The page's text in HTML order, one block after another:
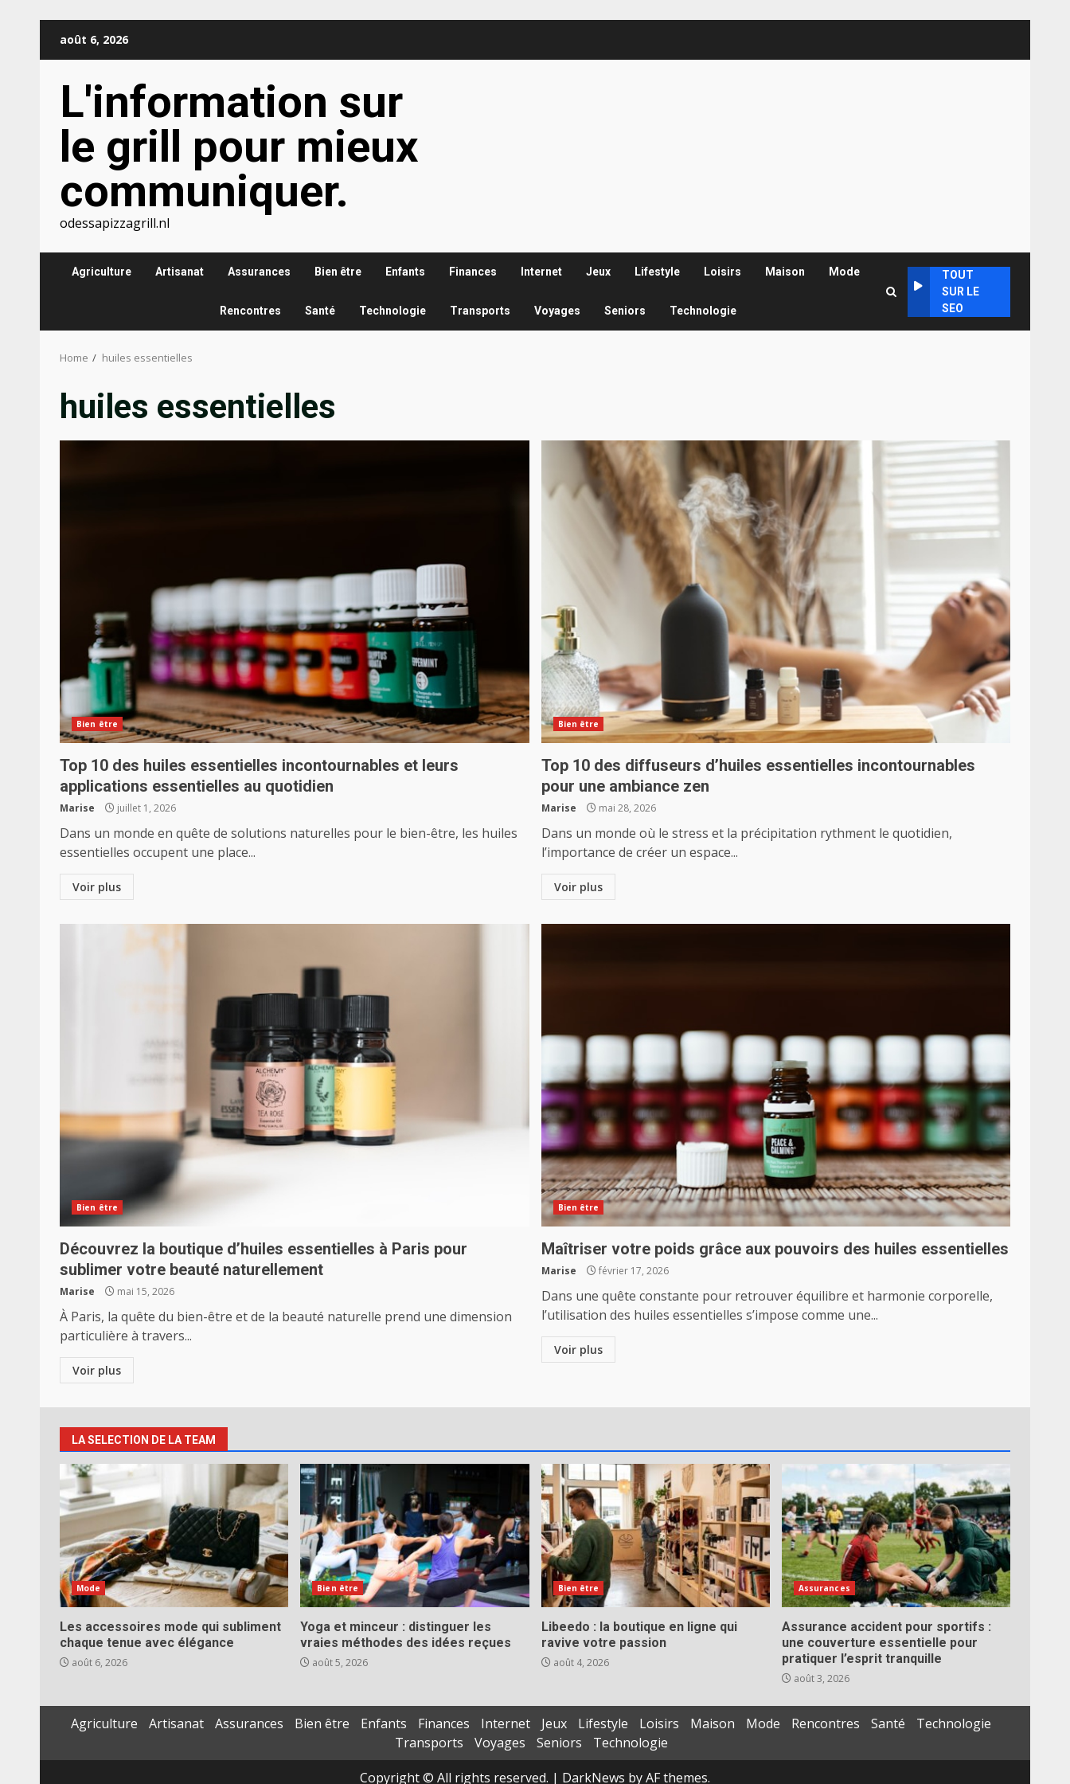
août 6, 2026
L'information sur
le grill pour mieux
communiquer.
odessapizzagrill.nl
Agriculture Artisanat Assurances Bien être Enfants Finances Internet Jeux Lifestyle Loisirs Maison Mode
Rencontres Santé Technologie Transports Voyages Seniors Technologie
TOUT
SUR LE
SEO
Home huiles essentielles
huiles essentielles
Bien être
Top 10 des huiles essentielles incontournables et leurs
applications essentielles au quotidien
Marise juillet 1, 2026
Dans un monde en quête de solutions naturelles pour le bien-être, les huiles
essentielles occupent une place...
Voir plus
Bien être
Top 10 des diffuseurs d’huiles essentielles incontournables
pour une ambiance zen
Marise mai 28, 2026
Dans un monde où le stress et la précipitation rythment le quotidien,
l’importance de créer un espace...
Voir plus
Bien être
Découvrez la boutique d’huiles essentielles à Paris pour
sublimer votre beauté naturellement
Marise mai 15, 2026
À Paris, la quête du bien-être et de la beauté naturelle prend une dimension
particulière à travers...
Voir plus
Bien être
Maîtriser votre poids grâce aux pouvoirs des huiles essentielles
Marise février 17, 2026
Dans une quête constante pour retrouver équilibre et harmonie corporelle,
l’utilisation des huiles essentielles s’impose comme une...
Voir plus
LA SELECTION DE LA TEAM
Mode
Les accessoires mode qui subliment
chaque tenue avec élégance
août 6, 2026
Bien être
Yoga et minceur : distinguer les
vraies méthodes des idées reçues
août 5, 2026
Bien être
Libeedo : la boutique en ligne qui
ravive votre passion
août 4, 2026
Assurances
Assurance accident pour sportifs :
une couverture essentielle pour
pratiquer l’esprit tranquille
août 3, 2026
Agriculture Artisanat Assurances Bien être Enfants Finances Internet Jeux Lifestyle Loisirs Maison Mode Rencontres Santé
Technologie
Transports
Voyages Seniors
Technologie
Copyright © All rights reserved. | DarkNews by AF themes.